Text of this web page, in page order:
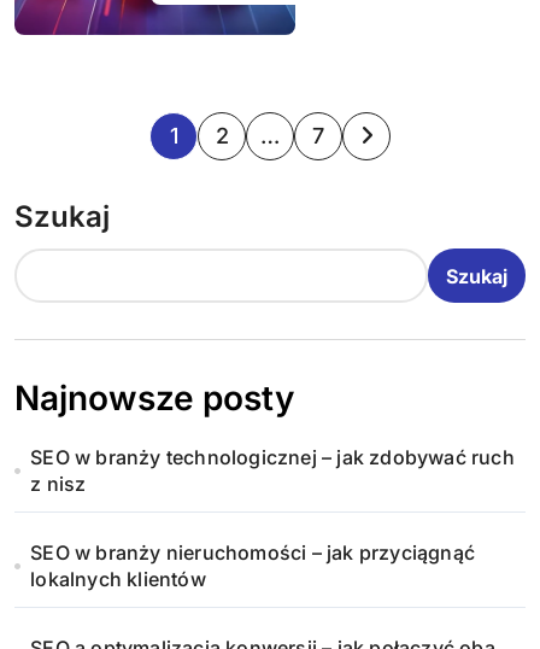
S
n
i
o
a
n
1 2 … 7
Szukaj
Szukaj
Najnowsze posty
SEO w branży technologicznej – jak zdobywać ruch
z nisz
SEO w branży nieruchomości – jak przyciągnąć
lokalnych klientów